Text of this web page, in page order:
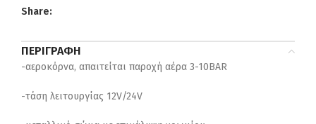
Share:
ΠΕΡΙΓΡΑΦΉ
-αεροκόρνα, απαιτείται παροχή αέρα 3-10BAR
-τάση λειτουργίας 12V/24V